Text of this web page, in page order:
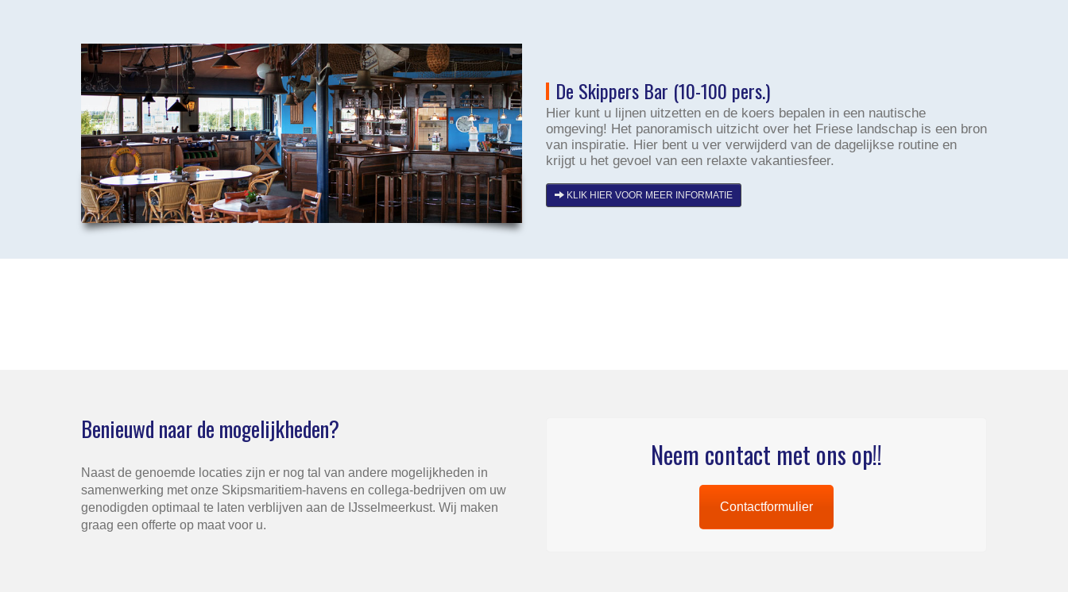
De Skippers Bar (10-100 pers.)
Hier kunt u lijnen uitzetten en de koers bepalen in een nautische
omgeving! Het panoramisch uitzicht over het Friese landschap is een bron
van inspiratie. Hier bent u ver verwijderd van de dagelijkse routine en
krijgt u het gevoel van een relaxte vakantiesfeer.
KLIK HIER VOOR MEER INFORMATIE
Benieuwd naar de mogelijkheden?
Naast de genoemde locaties zijn er nog tal van andere mogelijkheden in
samenwerking met onze Skipsmaritiem-havens en collega-bedrijven om uw
genodigden optimaal te laten verblijven aan de IJsselmeerkust. Wij maken
graag een offerte op maat voor u.
Neem contact met ons op!!
Contactformulier